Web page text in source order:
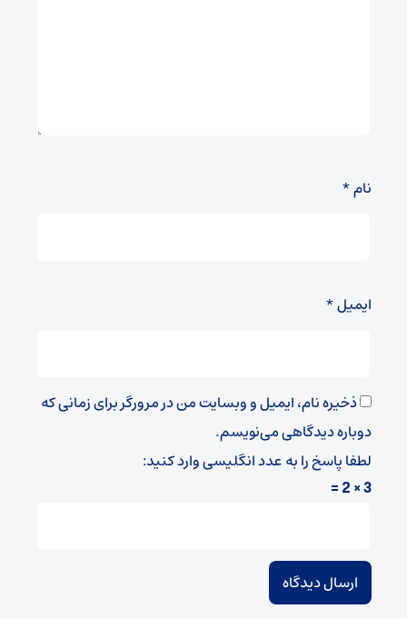
نام*
ایمیل*
ذخیره نام، ایمیل و وبسایت من در مرورگر برای زمانی که
دوباره دیدگاهی می‌نویسم.
لطفا پاسخ را به عدد انگلیسی وارد کنید:
3 × 2 =